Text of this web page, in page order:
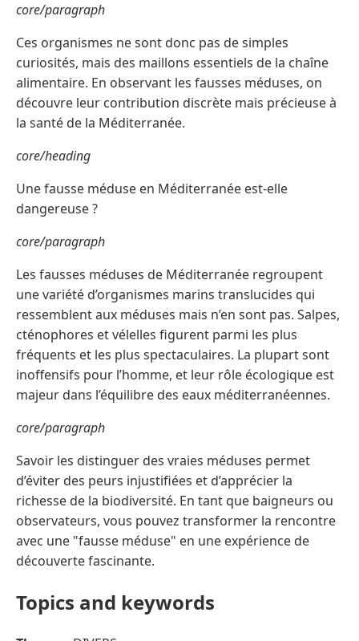
core/paragraph
Ces organismes ne sont donc pas de simples
curiosités, mais des maillons essentiels de la chaîne
alimentaire. En observant les fausses méduses, on
découvre leur contribution discrète mais précieuse à
la santé de la Méditerranée.
core/heading
Une fausse méduse en Méditerranée est-elle
dangereuse ?
core/paragraph
Les fausses méduses de Méditerranée regroupent
une variété d’organismes marins translucides qui
ressemblent aux méduses mais n’en sont pas. Salpes,
cténophores et vélelles figurent parmi les plus
fréquents et les plus spectaculaires. La plupart sont
inoffensifs pour l’homme, et leur rôle écologique est
majeur dans l’équilibre des eaux méditerranéennes.
core/paragraph
Savoir les distinguer des vraies méduses permet
d’éviter des peurs injustifiées et d’apprécier la
richesse de la biodiversité. En tant que baigneurs ou
observateurs, vous pouvez transformer la rencontre
avec une "fausse méduse" en une expérience de
découverte fascinante.
Topics and keywords